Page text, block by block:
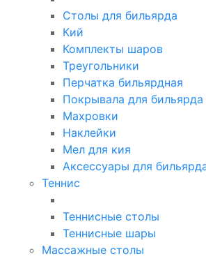
Столы для бильярда
Кий
Комплекты шаров
Треугольники
Перчатка бильярдная
Покрывала для бильярда
Махровки
Наклейки
Мел для кия
Аксессуары для
Теннис
Теннисные столы
Теннисные шары
Массажные столы